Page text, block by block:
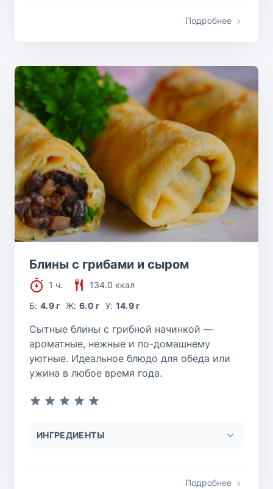
Подробнее
Блины с грибами и сыром
1 ч.
134.0 ккал
Б:4.9 г Ж: 6.0 г У: 14.9 г
Сытные блины с грибной начинкой —
ароматные, нежные и по-домашнему
уютные. Идеальное блюдо для обеда или
ужина в любое время года.
ИНГРЕДИЕНТЫ
Подробнее